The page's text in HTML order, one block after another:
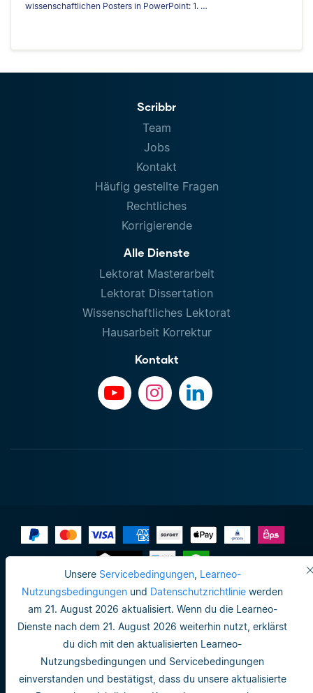
Unsere Servicebedingungen, Learneo-
Nutzungsbedingungen und Datenschutzrichtlinie werden
am 21. August 2026 aktualisiert. Wenn du die Learneo-
Dienste nach dem 21. August 2026 weiterhin nutzt, erklärst
du dich mit den aktualisierten Learneo-
Nutzungsbedingungen und Servicebedingungen
einverstanden und bestätigst, dass du unsere aktualisierte
wissenschaftlichen Posters in PowerPoint: 1. …
Scribbr
Team
Jobs
Kontakt
Häufig gestellte Fragen
Rechtliches
Korrigierende
Alle Dienste
Lektorat Masterarbeit
Lektorat Dissertation
Wissenschaftliches Lektorat
Hausarbeit Korrektur
Kontakt
Impressum
Do not sell or share my personal info
Nutzungsbedingungen
Datenschutzrichtlinie